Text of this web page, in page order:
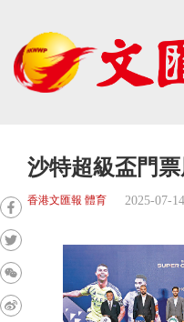
沙特超級盃門
香港文匯報 體育 2025-07-14